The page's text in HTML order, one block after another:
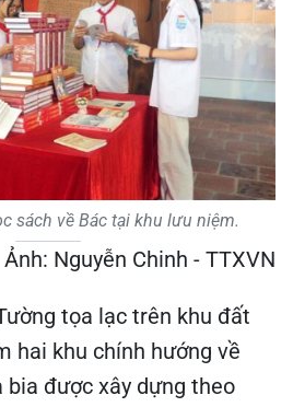
sách về Bác tại khu lưu niệm.
Ảnh: Nguyễn Chinh - TTXVN
tọa lạc trên khu đất
hai khu chính hướng về
bia được xây dựng theo